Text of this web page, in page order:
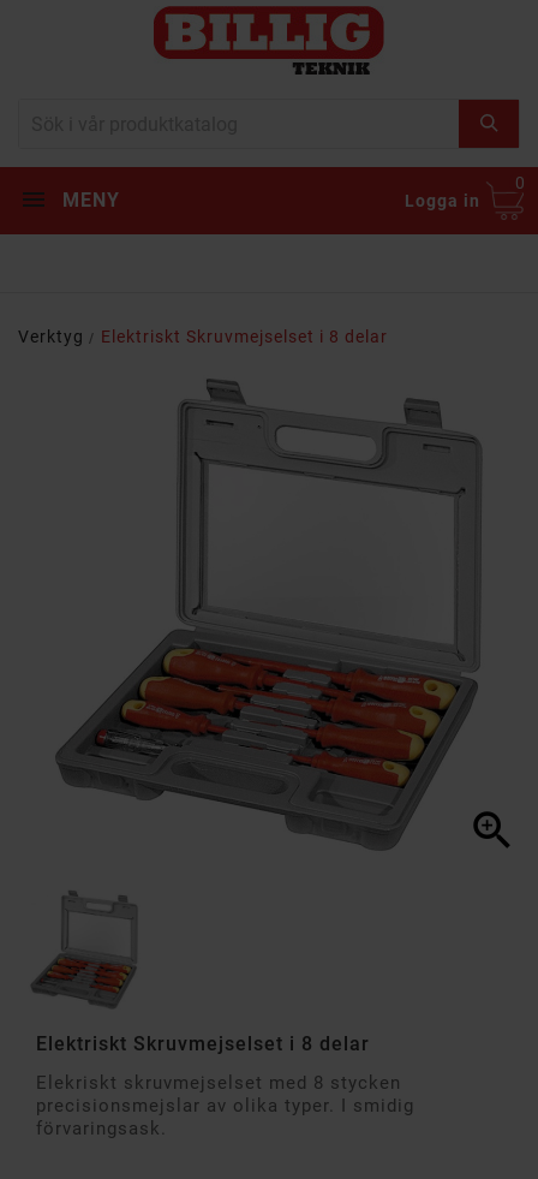
MENY Logga in
0
Verktyg Elektriskt Skruvmejselset i 8 delar

Elektriskt Skruvmejselset i 8 delar
Elekriskt skruvmejselset med 8 stycken
precisionsmejslar av olika typer. I smidig
förvaringsask.